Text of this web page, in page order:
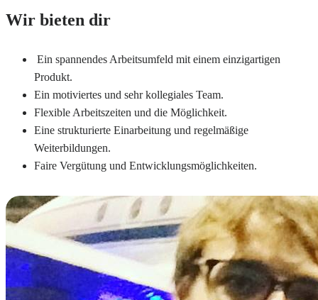
Wir bieten dir
Ein spannendes Arbeitsumfeld mit einem einzigartigen
Produkt.
Ein motiviertes und sehr kollegiales Team.
Flexible Arbeitszeiten und die Möglichkeit.
Eine strukturierte Einarbeitung und regelmäßige
Weiterbildungen.
Faire Vergütung und Entwicklungsmöglichkeiten.